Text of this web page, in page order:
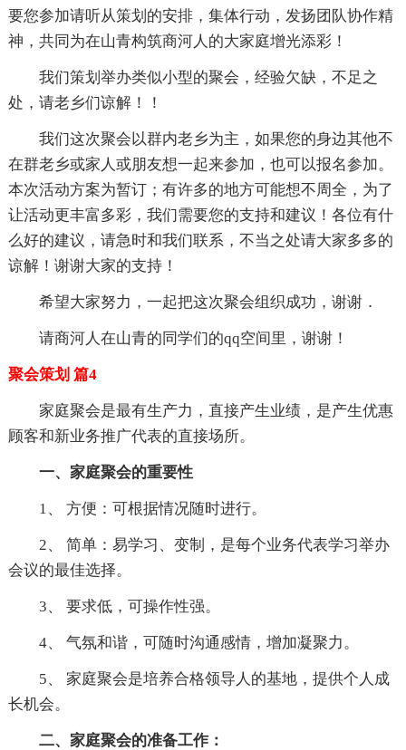
要您参加请听从策划的安排，集体行动，发扬团队协作精
神，共同为在山青构筑商河人的大家庭增光添彩！
我们策划举办类似小型的聚会，经验欠缺，不足之
处，请老乡们谅解！！
我们这次聚会以群内老乡为主，如果您的身边其他不
在群老乡或家人或朋友想一起来参加，也可以报名参加。
本次活动方案为暂订；有许多的地方可能想不周全，为了
让活动更丰富多彩，我们需要您的支持和建议！各位有什
么好的建议，请急时和我们联系，不当之处请大家多多的
谅解！谢谢大家的支持！
希望大家努力，一起把这次聚会组织成功，谢谢．
请商河人在山青的同学们的qq空间里，谢谢！
聚会策划 篇4
家庭聚会是最有生产力，直接产生业绩，是产生优惠
顾客和新业务推广代表的直接场所。
一、家庭聚会的重要性
1、 方便：可根据情况随时进行。
2、 简单：易学习、变制，是每个业务代表学习举办
会议的最佳选择。
3、 要求低，可操作性强。
4、 气氛和谐，可随时沟通感情，增加凝聚力。
5、 家庭聚会是培养合格领导人的基地，提供个人成
长机会。
二、家庭聚会的准备工作：